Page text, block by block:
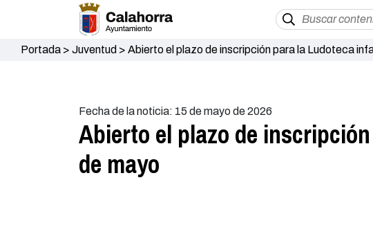
Portada> Juventud > Abierto el plazo de inscripción para la Ludoteca
Fecha de la noticia: 15 de mayo de 2026
Abierto el plazo de
de mayo